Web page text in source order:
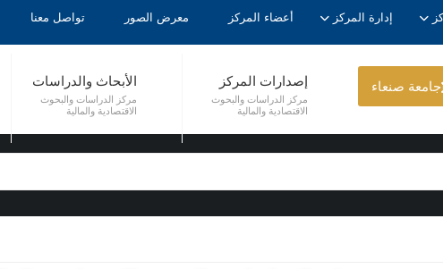
إدارة المركز أعضاء المركز معرض الصور تواصل معنا
جامعة صنعاء إصدارات المركز
مركز الدراسات والبحوث
الاقتصادية والمالية
الأبحاث والدراسات
مركز الدراسات والبحوث
الاقتصادية والمالية